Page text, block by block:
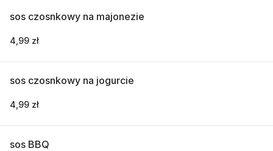
sos czosnkowy na majonezie
4,99 zł
sos czosnkowy na jogurcie
4,99 zł
sos BBQ